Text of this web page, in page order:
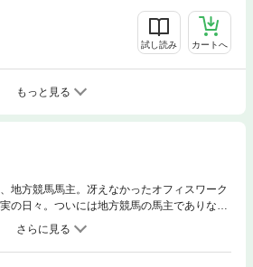
試し読み カートへ
もっと見る
地方競馬馬主。冴えなかったオフィスワーク
の日々。ついには地方競馬の馬主でありなが
る馬と巡り合う。その名も「ホシニネガイ
とができるのかーー？